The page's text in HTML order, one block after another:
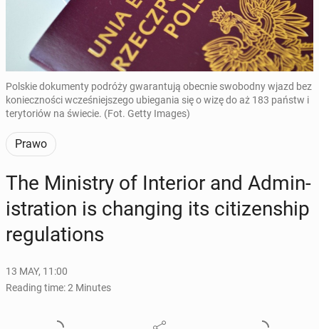
Polskie dokumenty podróży gwarantują obecnie swobodny wjazd bez
konieczności wcześniejszego ubiegania się o wizę do aż 183 państw i
terytoriów na świecie. (Fot. Getty Images)
Prawo
The Min­istry of In­te­ri­or and Ad­min­
is­tra­tion is chang­ing its cit­i­zen­ship
reg­u­la­tions
13 MAY, 11:00
Reading time: 2 Minutes